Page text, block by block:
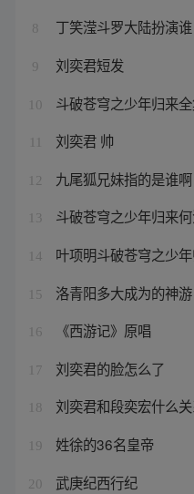
8 丁笑滢斗罗大陆扮演谁
9 刘奕君短发
10 斗破苍穹之少年归来
刘奕君 帅
12 九尾狐兄妹指的是谁啊
13 斗破苍穹之少年归来
14 叶项明斗破苍穹之少
15 洛青阳多大成为的神游
16 《西游记》原唱
17 刘奕君的脸怎么了
18 刘奕君和段奕宏什么
19 姓徐的36名皇帝
20 武庚纪西行纪